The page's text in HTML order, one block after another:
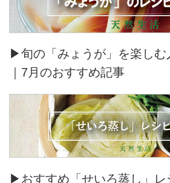
▶旬の「みょうが」を楽しむ
｜7月のおすすめ記事
▶おすすめ「せいろ蒸し」レ